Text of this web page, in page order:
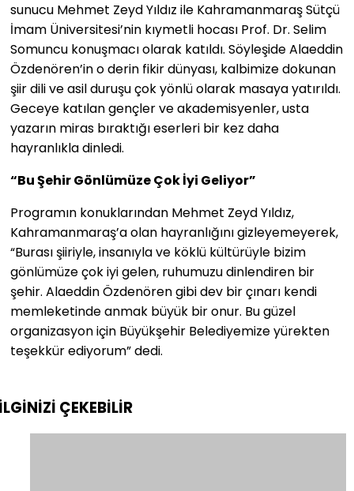
sunucu Mehmet Zeyd Yıldız ile Kahramanmaraş Sütçü
İmam Üniversitesi’nin kıymetli hocası Prof. Dr. Selim
Somuncu konuşmacı olarak katıldı. Söyleşide Alaeddin
Özdenören’in o derin fikir dünyası, kalbimize dokunan
şiir dili ve asil duruşu çok yönlü olarak masaya yatırıldı.
Geceye katılan gençler ve akademisyenler, usta
yazarın miras bıraktığı eserleri bir kez daha
hayranlıkla dinledi.
“Bu Şehir Gönlümüze Çok İyi Geliyor”
Programın konuklarından Mehmet Zeyd Yıldız,
Kahramanmaraş’a olan hayranlığını gizleyemeyerek,
“Burası şiiriyle, insanıyla ve köklü kültürüyle bizim
gönlümüze çok iyi gelen, ruhumuzu dinlendiren bir
şehir. Alaeddin Özdenören gibi dev bir çınarı kendi
memleketinde anmak büyük bir onur. Bu güzel
organizasyon için Büyükşehir Belediyemize yürekten
teşekkür ediyorum” dedi.
ÇEKEBİLİR